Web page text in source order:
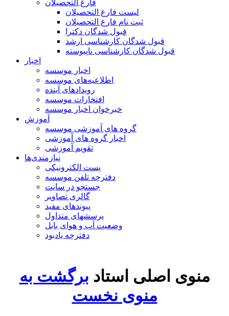
فارغ التحصیلان
لیست فارغ التحصیلان
ثبت نام فارغ التحصیلان
قبول شدگان دکترا
قبول شدگان کارشناسی ارشد
قبول شدگان کارشناسی ناپیوسته
اخبار
اخبار موسسه
اطلاعیه‌های موسسه
رویدادهای آینده
افتخارات موسسه
خبرخوان اخبار موسسه
آموزش
گروه های آموزشی موسسه
اخبار گروه های آموزشی
تقویم آموزشی
نیازمندی‌ها
پست الکترونیکی
دفترچه تلفن موسسه
جستجو در سایت
گالری تصاویر
پیوندهای مفید
پرسشهای متداول
وضعیت آب و هوای بابل
دفترچه یادبود
منوی اصلی استاد برگشت به
منوی نخست